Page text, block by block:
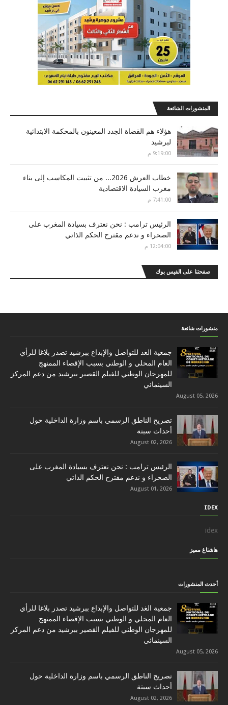
المنشورات الشائعة
هؤلاء هم القضاة الجدد المعينون بالمحكمة الابتدائية
لبرشيد
9:19:00 م
خطاب العرش 2026... من تثبيت المكاسب إلى بناء
مغرب السيادة الاقتصادية
7:41:00 م
الرئيس ترامب : نحن نعترف بسيادة المغرب على
الصحراء و ندعم مقترح الحكم الذاتي
12:04:00 م
صفحتنا على الفيس بوك
منشورات شائعة
جمعية الغد للتواصل والإبداع ببرشيد تصدر بلاغا للرأي
العام المحلي و الوطني بسبب الإقصاء الممنهج
للمهرجان الوطني للفيلم القصير ببرشيد من دعم المركز
السينمائي
August 05, 2026
تصريح الناطق الرسمي باسم وزارة الداخلية حول
أحداث سبتة
August 02, 2026
الرئيس ترامب : نحن نعترف بسيادة المغرب على
الصحراء و ندعم مقترح الحكم الذاتي
August 01, 2026
IDEX
idex
هاشتاغ مميز
أحدث المنشورات
جمعية الغد للتواصل والإبداع ببرشيد تصدر بلاغا للرأي
العام المحلي و الوطني بسبب الإقصاء الممنهج
للمهرجان الوطني للفيلم القصير ببرشيد من دعم المركز
السينمائي
August 05, 2026
تصريح الناطق الرسمي باسم وزارة الداخلية حول
أحداث سبتة
August 02, 2026